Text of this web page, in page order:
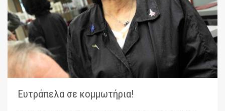
Ευτράπελα σε κομμωτήρια!